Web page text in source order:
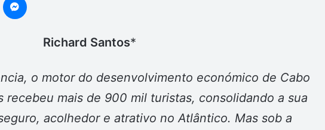
Richard Santos*
o motor do desenvolvimento económico de Cabo
recebeu mais de 900 mil turistas, consolidando a sua
acolhedor e atrativo no Atlântico. Mas sob a